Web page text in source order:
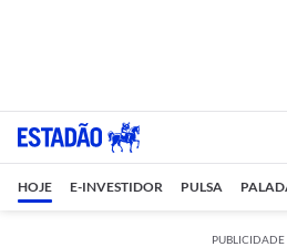
HOJE E-INVESTIDOR PULSA
PUBLICIDADE